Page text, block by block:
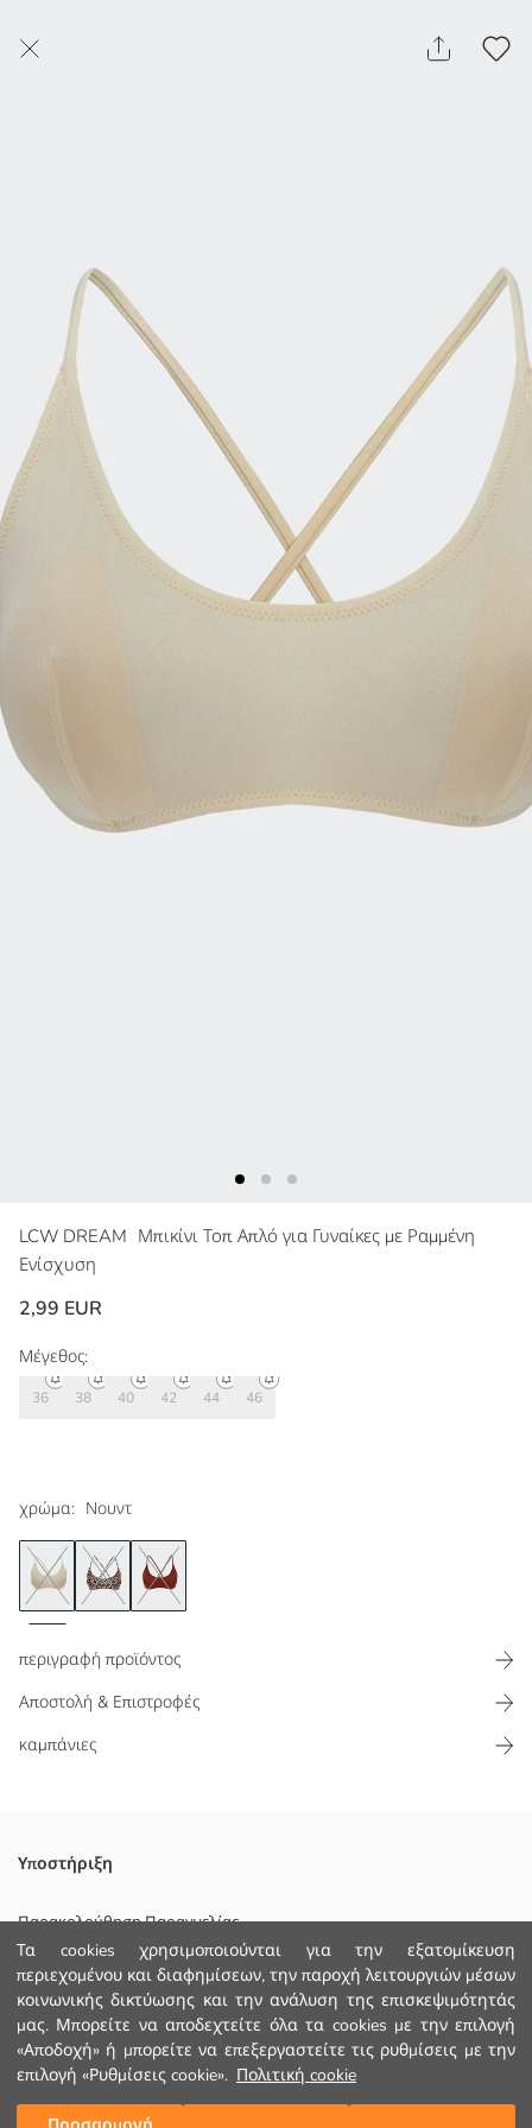
Τα cookies χρησιμοποιούνται για την εξατομίκευση
περιεχομένου και διαφημίσεων, την παροχή λειτουργιών μέσων
κοινωνικής δικτύωσης και την ανάλυση της επισκεψιμότητάς
μας. Μπορείτε να αποδεχτείτε όλα τα cookies με την επιλογή
«Αποδοχή» ή μπορείτε να επεξεργαστείτε τις ρυθμίσεις με την
επιλογή «Ρυθμίσεις cookie». Πολιτική cookie
LCW DREAM Μπικίνι Τοπ Απλό για Γυναίκες με Ραμμένη
Ενίσχυση
2,99 EUR
χρώμα: Νουντ
Μέγεθος:
36 38 40 42 44 46
περιγραφή προϊόντος
Αποστολή & Επιστροφές
καμπάνιες
Μπικίνι τοπ για γυναίκες με στρογγυλή λαιμόκοψη, διαθέτει λεπτές
τιράντες που σταυρώνουν στην πλάτη και είναι μοντέλο που
Κυριο Υφασμα:
Φοδρα:
Χώρα προέλευσης:
Πωλητής:
Υπο-μάρκα:
Φύλο:
Εφαρμογή:
Επένδυση:
Υποστήριξη
Παρακολούθηση Παραγγελίας
Φόρμα Επικοινωνίας
+30 2102201080
ΒΟΗΘΕΙΑ